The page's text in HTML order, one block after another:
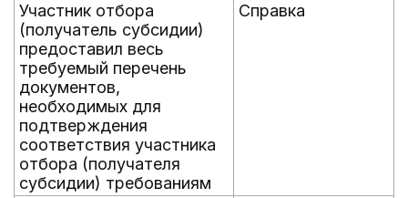
Участник отбора
(получатель субсидии)
предоставил весь
требуемый перечень
документов,
необходимых для
подтверждения
соответствия участника
отбора (получателя
субсидии) требованиям
Справка